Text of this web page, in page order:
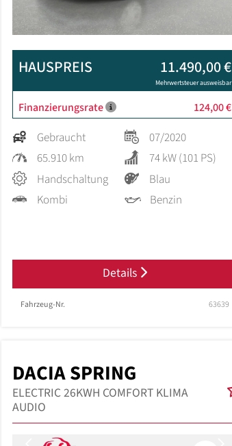
HAUSPREIS 11.490,00 €
Mehrwertsteuer ausweisbar
Finanzierungsrate 124,00 €
Gebraucht
07/2020
65.910 km
74 kW (101 PS)
Handschaltung
Blau
Kombi
Benzin
Details
Fahrzeug-Nr. 63639
DACIA SPRING
ELECTRIC 26KWH COMFORT KLIMA
AUDIO